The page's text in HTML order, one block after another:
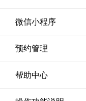
微信小程序
预约管理
帮助中心